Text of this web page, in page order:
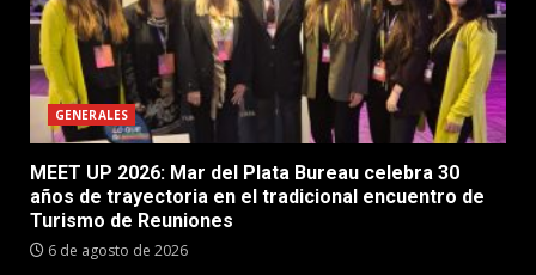
GENERALES
MEET UP 2026: Mar del Plata Bureau celebra 30
años de trayectoria en el tradicional encuentro de
Turismo de Reuniones
6 de agosto de 2026